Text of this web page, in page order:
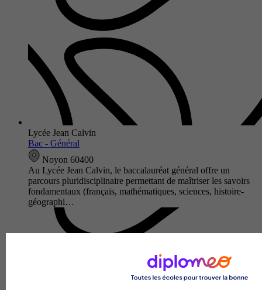
Lycée Jean Calvin
Bac - Général
Noyon 60400
Au Lycée Jean Calvin, le baccalauréat général offre un
parcours pluridisciplinaire permettant de maîtriser les savoirs
fondamentaux (français, mathématiques, sciences, histoire-
géographi…